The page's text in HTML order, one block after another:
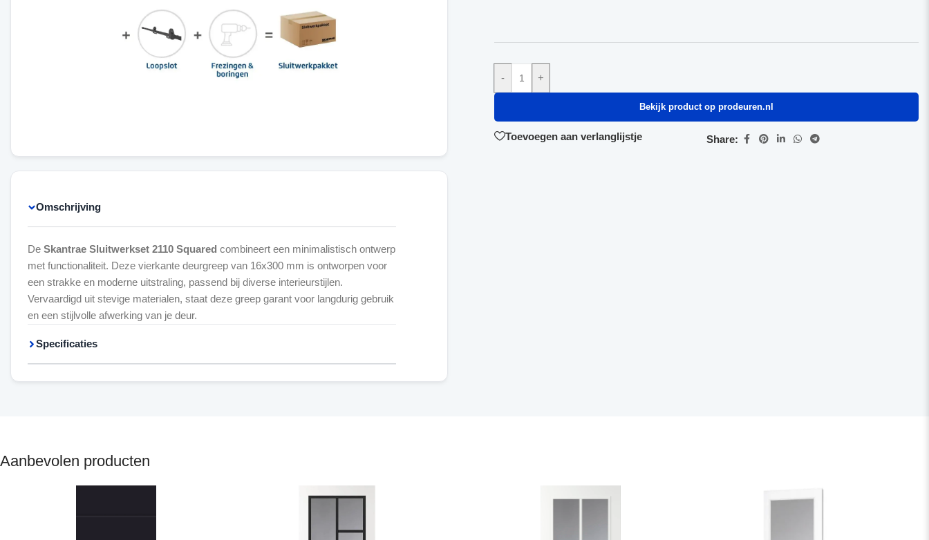
Omschrijving
De Skantrae Sluitwerkset 2110 Squared combineert een minimalistisch ontwerp
met functionaliteit. Deze vierkante deurgreep van 16x300 mm is ontworpen voor
een strakke en moderne uitstraling, passend bij diverse interieurstijlen.
Vervaardigd uit stevige materialen, staat deze greep garant voor langdurig gebruik
en een stijlvolle afwerking van je deur.
Specificaties
- +
Bekijk product op prodeuren.nl
Toevoegen aan verlanglijstje Share:
Aanbevolen producten